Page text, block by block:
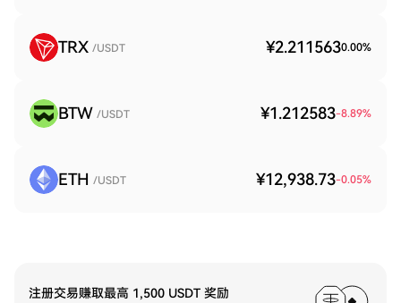
TRX /USDT ¥2.2115630.00%
BTW /USDT ¥1.212583-8.89%
ETH /USDT ¥12,938.73-0.05%
注册交易赚取最高 1,500 USDT 奖励